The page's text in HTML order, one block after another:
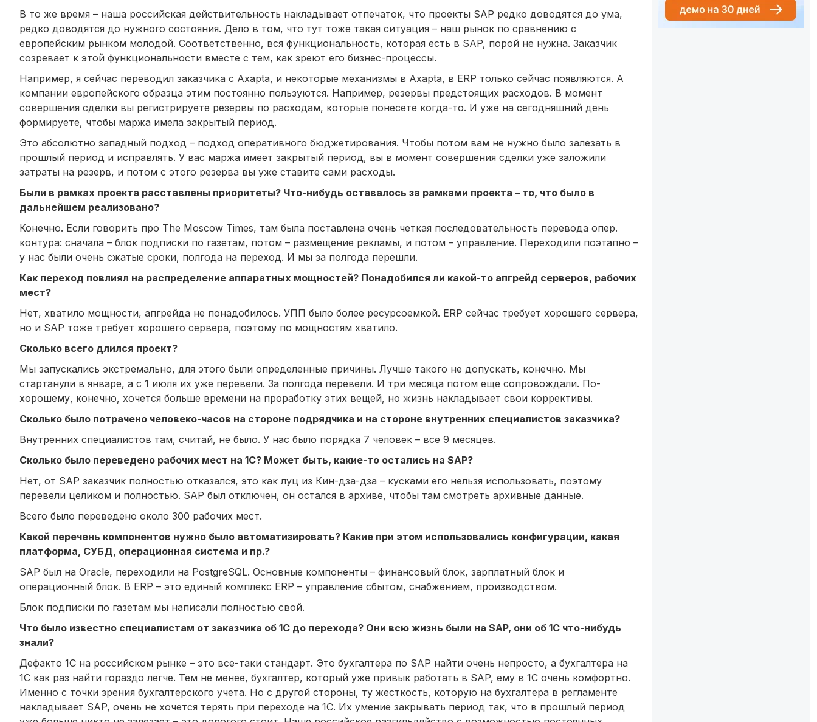
В то же время – наша российская действительность накладывает отпечаток, что проекты SAP редко доводятся до ума,
редко доводятся до нужного состояния. Дело в том, что тут тоже такая ситуация – наш рынок по сравнению с
европейским рынком молодой. Соответственно, вся функциональность, которая есть в SAP, порой не нужна. Заказчик
созревает к этой функциональности вместе с тем, как зреют его бизнес-процессы.
Например, я сейчас переводил заказчика с Axapta, и некоторые механизмы в Axapta, в ERP только сейчас появляются. А
компании европейского образца этим постоянно пользуются. Например, резервы предстоящих расходов. В момент
совершения сделки вы регистрируете резервы по расходам, которые понесете когда-то. И уже на сегодняшний день
формируете, чтобы маржа имела закрытый период.
Это абсолютно западный подход – подход оперативного бюджетирования. Чтобы потом вам не нужно было залезать в
прошлый период и исправлять. У вас маржа имеет закрытый период, вы в момент совершения сделки уже заложили
затраты на резерв, и потом с этого резерва вы уже ставите сами расходы.
Были в рамках проекта расставлены приоритеты? Что-нибудь оставалось за рамками проекта – то, что было в
дальнейшем реализовано?
Конечно. Если говорить про The Moscow Times, там была поставлена очень четкая последовательность перевода опер.
контура: сначала – блок подписки по газетам, потом – размещение рекламы, и потом – управление. Переходили поэтапно –
у нас были очень сжатые сроки, полгода на переход. И мы за полгода перешли.
Как переход повлиял на распределение аппаратных мощностей? Понадобился ли какой-то апгрейд серверов, рабочих
мест?
Нет, хватило мощности, апгрейда не понадобилось. УПП было более ресурсоемкой. ERP сейчас требует хорошего сервера,
но и SAP тоже требует хорошего сервера, поэтому по мощностям хватило.
Сколько всего длился проект?
Мы запускались экстремально, для этого были определенные причины. Лучше такого не допускать, конечно. Мы
стартанули в январе, а с 1 июля их уже перевели. За полгода перевели. И три месяца потом еще сопровождали. По-
хорошему, конечно, хочется больше времени на проработку этих вещей, но жизнь накладывает свои коррективы.
Сколько было потрачено человеко-часов на стороне подрядчика и на стороне внутренних специалистов заказчика?
Внутренних специалистов там, считай, не было. У нас было порядка 7 человек – все 9 месяцев.
Сколько было переведено рабочих мест на 1С? Может быть, какие-то остались на SAP?
Нет, от SAP заказчик полностью отказался, это как луц из Кин-дза-дза – кусками его нельзя использовать, поэтому
перевели целиком и полностью. SAP был отключен, он остался в архиве, чтобы там смотреть архивные данные.
Всего было переведено около 300 рабочих мест.
Какой перечень компонентов нужно было автоматизировать? Какие при этом использовались конфигурации, какая
платформа, СУБД, операционная система и пр.?
SAP был на Oracle, переходили на PostgreSQL. Основные компоненты – финансовый блок, зарплатный блок и
операционный блок. В ERP – это единый комплекс ERP – управление сбытом, снабжением, производством.
Блок подписки по газетам мы написали полностью свой.
Что было известно специалистам от заказчика об 1С до перехода? Они всю жизнь были на SAP, они об 1С что-нибудь
знали?
Дефакто 1С на российском рынке – это все-таки стандарт. Это бухгалтера по SAP найти очень непросто, а бухгалтера на
1С как раз найти гораздо легче. Тем не менее, бухгалтер, который уже привык работать в SAP, ему в 1С очень комфортно.
Именно с точки зрения бухгалтерского учета. Но с другой стороны, ту жесткость, которую на бухгалтера в регламенте
накладывает SAP, очень не хочется терять при переходе на 1С. Их умение закрывать период так, что в прошлый период